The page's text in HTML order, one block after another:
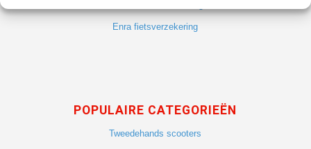
Enra fietsverzekering
POPULAIRE CATEGORIEËN
Tweedehands scooters